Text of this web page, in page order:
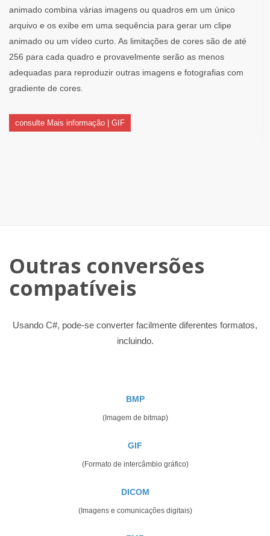
animado combina várias imagens ou quadros em um único
arquivo e os exibe em uma sequência para gerar um clipe
animado ou um vídeo curto. As limitações de cores são de até
256 para cada quadro e provavelmente serão as menos
adequadas para reproduzir outras imagens e fotografias com
gradiente de cores.
consulte Mais informação | GIF
Outras conversões
compatíveis
Usando C#, pode-se converter facilmente diferentes formatos,
incluindo.
BMP
(Imagem de bitmap)
GIF
(Formato de intercâmbio gráfico)
DICOM
(Imagens e comunicações digitais)